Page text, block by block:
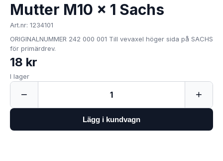
Mutter M10 x 1 Sachs
Art.nr: 1234101
ORIGINALNUMMER 242 000 001 Till vevaxel höger sida på SACHS
för primärdrev.
18 kr
I lager
− 1 +
Lägg i kundvagn